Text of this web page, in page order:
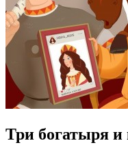
Три богатыря и